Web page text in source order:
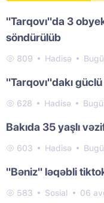
"Tarqovı"da 3
söndürülüb
809 Hadisə
"Tarqovı"dakı
628 Hadisə
Bakıda 35 yaşlı
603 Hadisə
"Bəniz" ləqəbli
583 Sosial 06